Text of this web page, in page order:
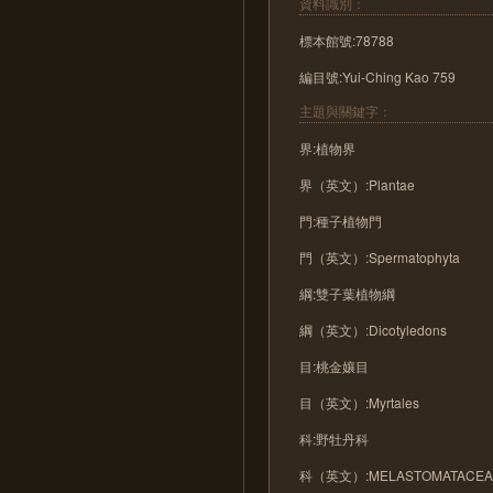
標本館號:78788
編目號:Yui-Ching Kao 759
主題與關鍵字：
界:植物界
界（英文）:Plantae
門:種子植物門
門（英文）:Spermatophyta
綱:雙子葉植物綱
綱（英文）:Dicotyledons
目:桃金孃目
目（英文）:Myrtales
科:野牡丹科
科（英文）